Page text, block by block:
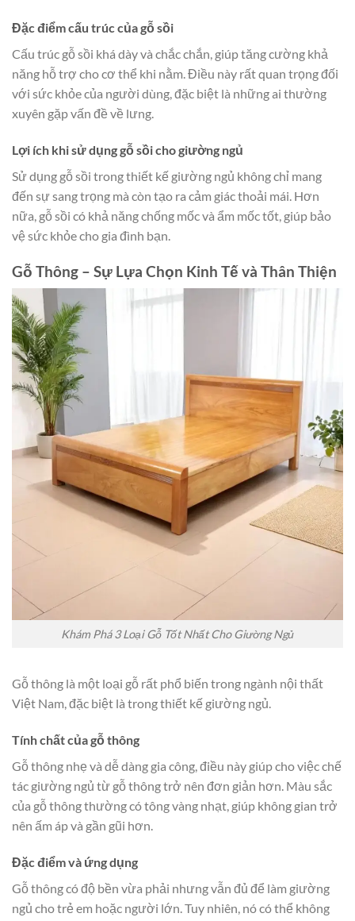
Đặc điểm cấu trúc của gỗ sồi
Cấu trúc gỗ sồi khá dày và chắc chắn, giúp tăng cường khả
năng hỗ trợ cho cơ thể khi nằm. Điều này rất quan trọng đối
với sức khỏe của người dùng, đặc biệt là những ai thường
xuyên gặp vấn đề về lưng.
Lợi ích khi sử dụng gỗ sồi cho giường ngủ
Sử dụng gỗ sồi trong thiết kế giường ngủ không chỉ mang
đến sự sang trọng mà còn tạo ra cảm giác thoải mái. Hơn
nữa, gỗ sồi có khả năng chống mốc và ẩm mốc tốt, giúp bảo
vệ sức khỏe cho gia đình bạn.
Gỗ Thông – Sự Lựa Chọn Kinh Tế và Thân Thiện
Khám Phá 3 Loại Gỗ Tốt Nhất Cho Giường Ngủ
Gỗ thông là một loại gỗ rất phổ biến trong ngành nội thất
Việt Nam, đặc biệt là trong thiết kế giường ngủ.
Tính chất của gỗ thông
Gỗ thông nhẹ và dễ dàng gia công, điều này giúp cho việc chế
tác giường ngủ từ gỗ thông trở nên đơn giản hơn. Màu sắc
của gỗ thông thường có tông vàng nhạt, giúp không gian trở
nên ấm áp và gần gũi hơn.
Đặc điểm và ứng dụng
Gỗ thông có độ bền vừa phải nhưng vẫn đủ để làm giường
ngủ cho trẻ em hoặc người lớn. Tuy nhiên, nó có thể không